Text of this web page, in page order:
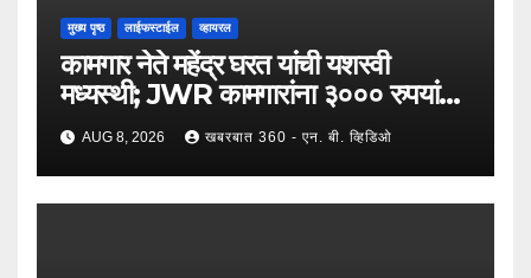
मुख्य पृष्ठ लाईफस्टाईल व्हायरल
कामगार नेते महेंद्र घरत यांची यशस्वी
मध्यस्थी; JWR कामगारांना ३००० रुपयांची
पगारवाढ
AUG 8, 2026 खबरबात 360 - एन. बी. व्हिडिओ